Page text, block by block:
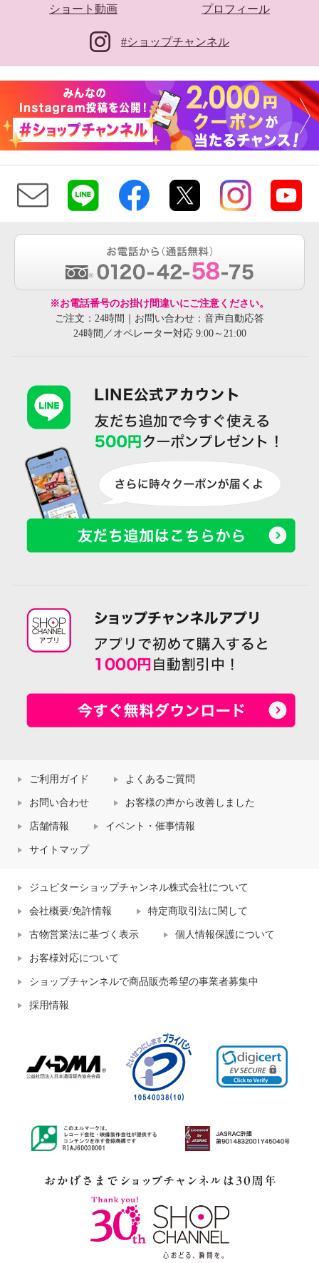
ショート動画 プロフィール
#ショップチャンネル
※お電話番号のお掛け間違いにご注意ください。
ご注文：24時間｜お問い合わせ：音声自動応答
24時間／オペレーター対応 9:00～21:00
ご利用ガイド よくあるご質問
お問い合わせ お客様の声から改善しました
店舗情報 イベント・催事情報
サイトマップ
ジュピターショップチャンネル株式会社について
会社概要/免許情報 特定商取引法に関して
古物営業法に基づく表示 個人情報保護について
お客様対応について
ショップチャンネルで商品販売希望の事業者募集中
採用情報